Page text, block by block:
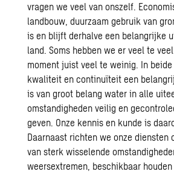
vragen we veel van onszelf.
landbouw, duurzaam gebruik van
is en blijft derhalve een belangrijke
land. Soms hebben we er veel te
moment juist veel te weinig. In
kwaliteit en continuïteit een
is van groot belang water in alle
omstandigheden veilig en
geven. Onze kennis en kunde is
Daarnaast richten we onze diensten
van sterk wisselende
weersextremen, beschikbaar